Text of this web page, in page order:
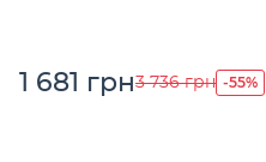
1 681 грн3 736 грн -55%